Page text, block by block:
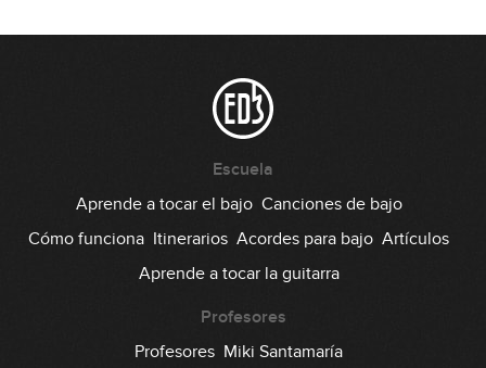
Escuela
Aprende a tocar el bajo Canciones de bajo
Cómo funciona Itinerarios Acordes para bajo Artículos
Aprende a tocar la guitarra
Profesores
Profesores Miki Santamaría